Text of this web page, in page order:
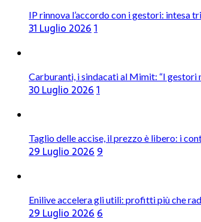
IP rinnova l’accordo con i gestori: intesa
31 Luglio 20261
Carburanti, i sindacati al Mimit: “I gestori
30 Luglio 20261
Taglio delle accise, il prezzo è libero: i
29 Luglio 20269
Enilive accelera gli utili: profitti più che
29 Luglio 20266